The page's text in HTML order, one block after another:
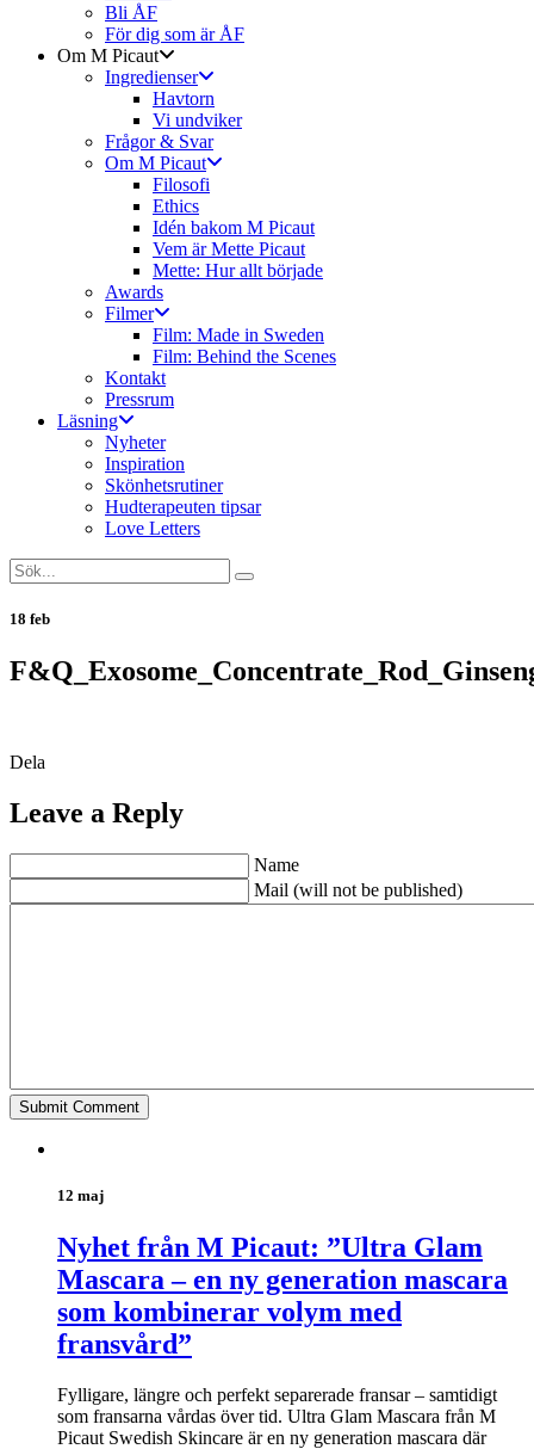
Bli ÅF
För dig som är ÅF
Om M Picaut
Ingredienser
Havtorn
Vi undviker
Frågor & Svar
Om M Picaut
Filosofi
Ethics
Idén bakom M Picaut
Vem är Mette Picaut
Mette: Hur allt började
Awards
Filmer
Film: Made in Sweden
Film: Behind the Scenes
Kontakt
Pressrum
Läsning
Nyheter
Inspiration
Skönhetsrutiner
Hudterapeuten tipsar
Love Letters
18 feb
Dela
Leave a Reply
Name
Mail (will not be published)
12 maj
Nyhet från M Picaut: ”Ultra Glam
Mascara – en ny generation mascara
som kombinerar volym med
fransvård”
Fylligare, längre och perfekt separerade fransar – samtidigt
som fransarna vårdas över tid. Ultra Glam Mascara från M
Picaut Swedish Skincare är en ny generation mascara där